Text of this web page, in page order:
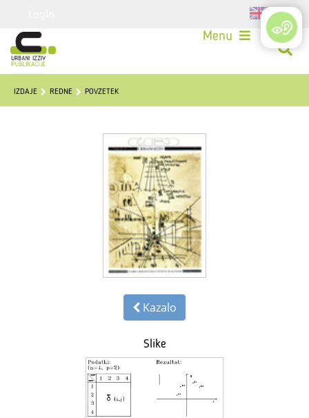
Menu
IZDAJE REDNE POVZETEK
Kazalo
Slike